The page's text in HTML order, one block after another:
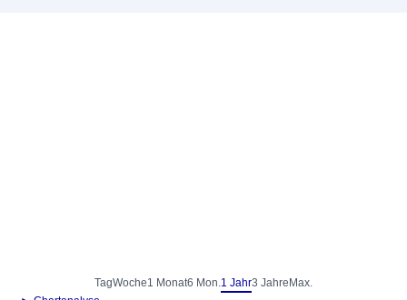
TagWoche1 Monat6 Mon.1 Jahr3 Jahre Max.